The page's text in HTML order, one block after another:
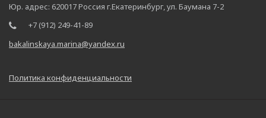
Юр. адрес: 620017 Россия г.Екатеринбург, ул. Баумана 7-2
+7 (912) 249-41-89
bakalinskaya.marina@yandex.ru
Политика конфиденциальности